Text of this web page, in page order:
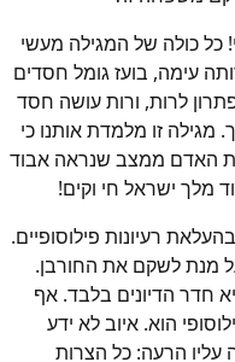
! כל כולה של המגילה מעשי
עימה, בועז גומל חסדים
לרות, ורות עושה חסד
מגילה זו מלמדת אותנו כי
את האדם ממצב שנראה אבוד
מלך ישראל חי וקים!
רעיונות פילוסופיים.
מנת לשקם את החורבן.
חדר הדיונים בלבד. אף
הוא. איוב לא ידע
עליו הרעה: כל הצרות